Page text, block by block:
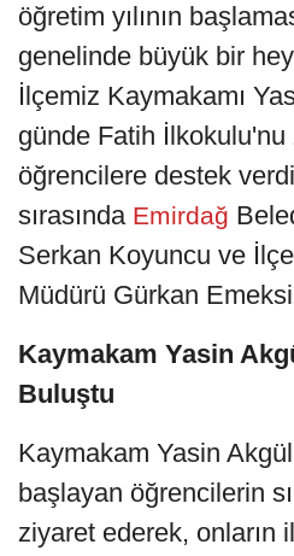
öğretim yılının
genelinde büyük bir
İlçemiz Kaymakamı
günde Fatih
öğrencilere destek
sırasında Emirdağ
Serkan Koyuncu ve
Müdürü Gürkan
Kaymakam Yasin
Buluştu
Kaymakam Yasin
başlayan öğrencilerin
ziyaret ederek, onların